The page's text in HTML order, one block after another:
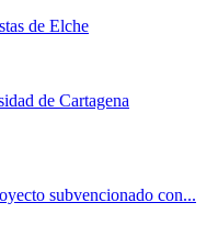
de Elche
de Cartagena
subvencionado con...